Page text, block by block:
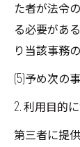
た者が法令
る必要があ
り当該事務
(5)予め次の
2. 利用目的
第三者に提